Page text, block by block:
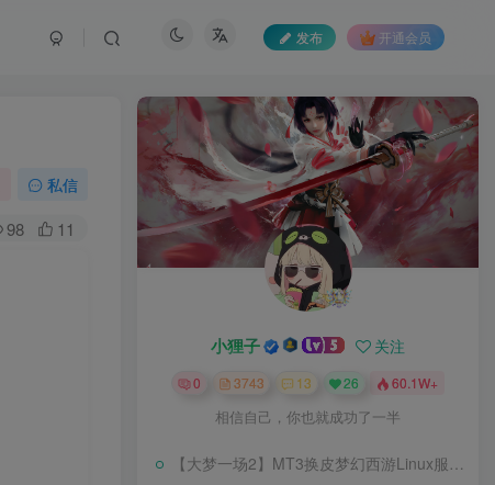
发布 开通会员
私信
98 11
小狸子 关注
0 3743 13 26 60.1W+
相信自己，你也就成功了一半
【大梦一场2】MT3换皮梦幻西游Linux服务端+GM后台+源码+双端+架设教程